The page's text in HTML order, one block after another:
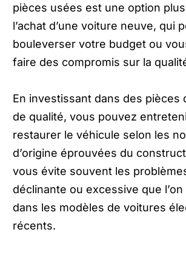
pièces usées est une option
l’achat d’une voiture neuve, qui
bouleverser votre budget ou
faire des compromis sur la
En investissant dans des pièces
de qualité, vous pouvez
restaurer le véhicule selon les
d’origine éprouvées du
vous évite souvent les
déclinante ou excessive que
dans les modèles de voitures
récents.